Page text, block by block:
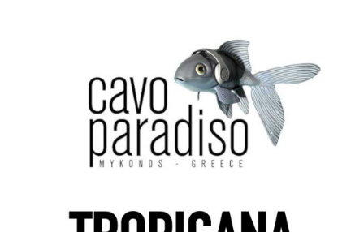
Σεβασμιώτατος Δωρόθεος Β’